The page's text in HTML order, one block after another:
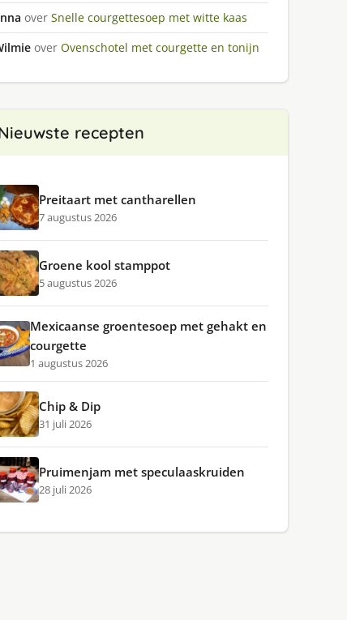
over Snelle courgettesoep met witte kaas
over Ovenschotel met courgette en tonijn
recepten
Preitaart met cantharellen
7 augustus 2026
Groene kool stamppot
5 augustus 2026
Mexicaanse groentesoep met gehakt en
courgette
1 augustus 2026
Chip & Dip
31 juli 2026
Pruimenjam met speculaaskruiden
28 juli 2026